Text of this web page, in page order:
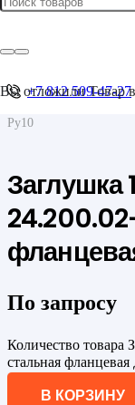
+7 812 509-47-27
Вы отложилиТоварв
Главная
/
Ру10
По запросу
Количество товара
стальная
В КОРЗИНУ